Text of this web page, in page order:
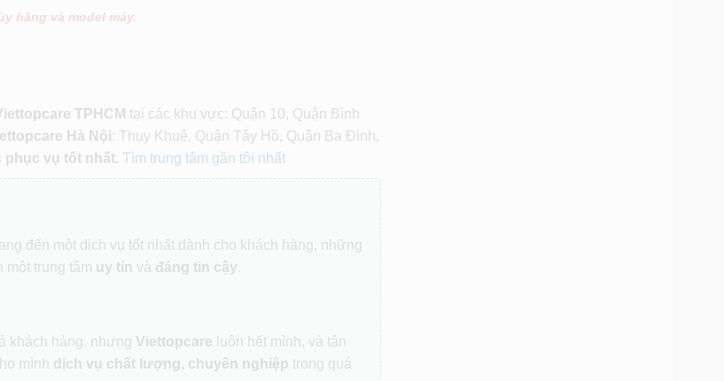
hãng và model máy.
TPHCM tại các khu vực: Quận 10, Quận Bình
Hà Nội: Thụy Khuê, Quận Tây Hồ, Quận Ba Đình,
phục vụ tốt nhất. Tìm trung tâm gần tôi nhất
đến một dịch vụ tốt nhất dành cho khách hàng, những
trung tâm uy tín và đáng tin cậy.
khách hàng, nhưng Viettopcare luôn hết mình, và tận
mình dịch vụ chất lượng, chuyên nghiệp trong quá